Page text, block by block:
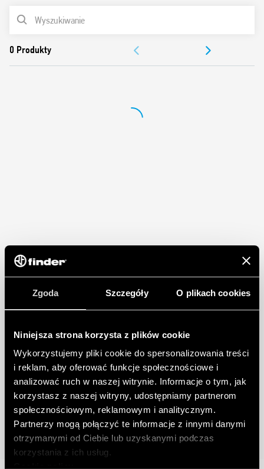
Zgoda Szczegóły O plikach cookies
Niniejsza strona korzysta z plików cookie
Wykorzystujemy pliki cookie do spersonalizowania treści
i reklam, aby oferować funkcje społecznościowe i
analizować ruch w naszej witrynie. Informacje o tym, jak
korzystasz z naszej witryny, udostępniamy partnerom
społecznościowym, reklamowym i analitycznym.
Partnerzy mogą połączyć te informacje z innymi danymi
otrzymanymi od Ciebie lub uzyskanymi podczas
korzystania z ich usług.
– 37 kW
LISTA PRODUKTÓW
ZEZWOLENIA